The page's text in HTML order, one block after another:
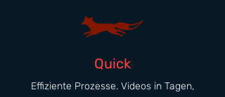
Quick
Effiziente Prozesse. Videos in Tagen,